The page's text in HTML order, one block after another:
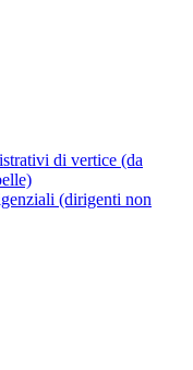
di vertice (da
(dirigenti non